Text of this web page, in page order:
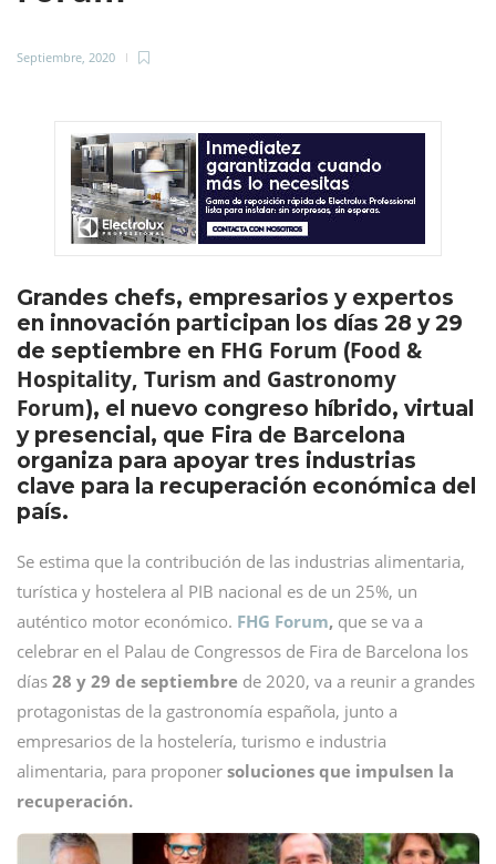
Septiembre, 2020
Grandes chefs, empresarios y expertos
en innovación participan los días 28 y 29
de septiembre en FHG Forum (Food &
Hospitality, Turism and Gastronomy
Forum), el nuevo congreso híbrido, virtual
y presencial, que Fira de Barcelona
organiza para apoyar tres industrias
clave para la recuperación económica del
país.
Se estima que la contribución de las industrias alimentaria,
turística y hostelera al PIB nacional es de un 25%, un
auténtico motor económico. FHG Forum, que se va a
celebrar en el Palau de Congressos de Fira de Barcelona los
días 28 y 29 de septiembre de 2020, va a reunir a grandes
protagonistas de la gastronomía española, junto a
empresarios de la hostelería, turismo e industria
alimentaria, para proponer soluciones que impulsen la
recuperación.